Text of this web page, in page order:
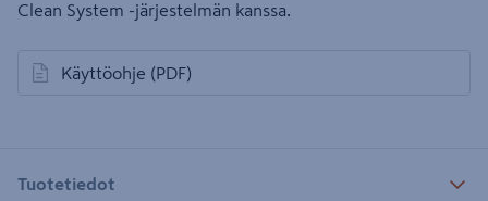
Clean System -järjestelmän kanssa.
Käyttöohje (PDF)
avautuu uuteen välilehteen
Tuotetiedot